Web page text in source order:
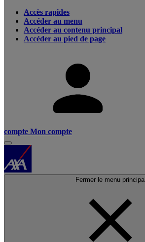
Accès rapides
Accéder au menu
Accéder au contenu principal
Accéder au pied de page
compte Mon compte
Fermer le menu principal